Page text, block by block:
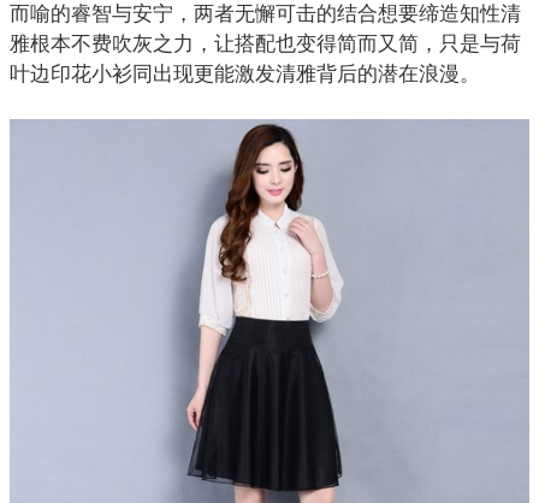
而喻的睿智与安宁，两者无懈可击的结合想要缔造知性清
雅根本不费吹灰之力，让搭配也变得简而又简，只是与荷
叶边印花小衫同出现更能激发清雅背后的潜在浪漫。